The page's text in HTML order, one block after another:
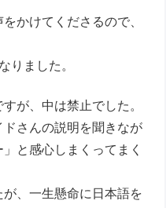
かけてくださるので、
りました。
が、中は禁止でした。
さんの説明を聞きなが
と感心しまくってまく
、一生懸命に日本語を